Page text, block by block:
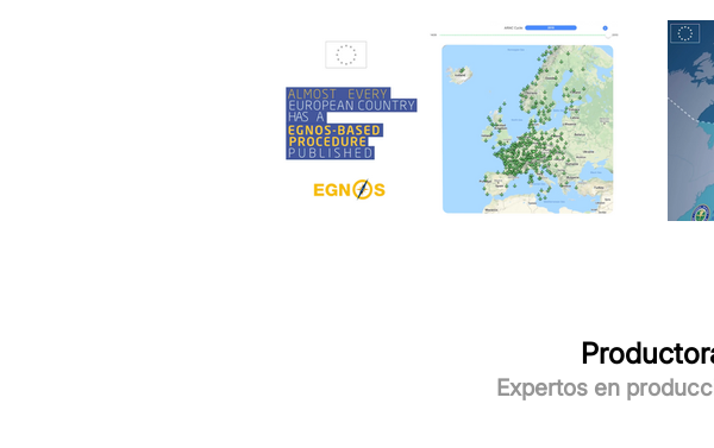
Expertos en